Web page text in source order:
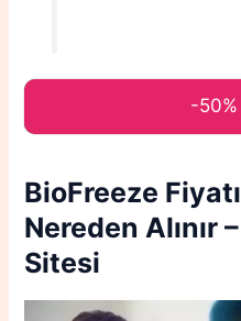
-
BioFreeze
Nereden Alınır
Sitesi